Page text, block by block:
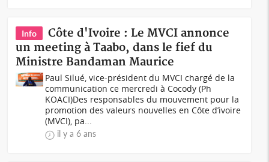
Info
Côte d'Ivoire : Le MVCI annonce
un meeting à Taabo, dans le fief du
Ministre Bandaman Maurice
Paul Silué, vice-président du MVCI chargé de la
communication ce mercredi à Cocody (Ph
KOACI)Des responsables du mouvement pour la
promotion des valeurs nouvelles en Côte d’ivoire
(MVCI), pa...
il y a 6 ans